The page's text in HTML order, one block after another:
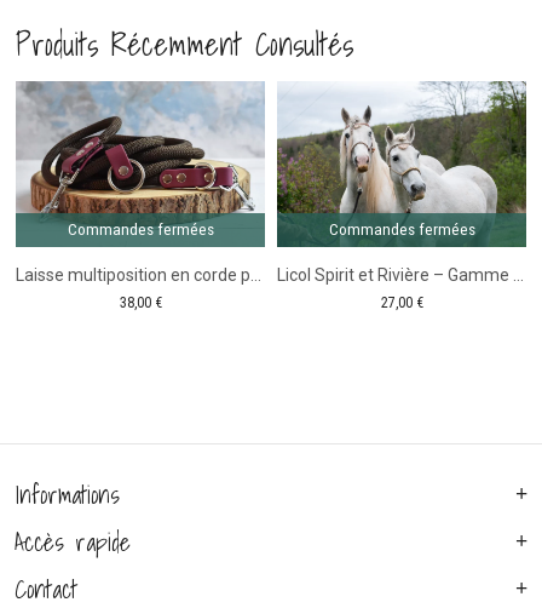
-
Fairy
Tale
Sirène
Gamme
Fairy
Tale
Produits Récemment Consultés
Commandes fermées
38,00 €
Commandes fermées
27,00 €
Informations
Accès rapide
Contact